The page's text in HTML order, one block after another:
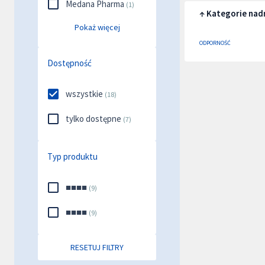
Medana Pharma (1)
Pokaż więcej
Dostępność
wszystkie (18)
tylko dostępne (7)
Typ produktu
■■■■ (9)
■■■■ (9)
RESETUJ FILTRY
↑ Kategorie
ODPORNOŚĆ